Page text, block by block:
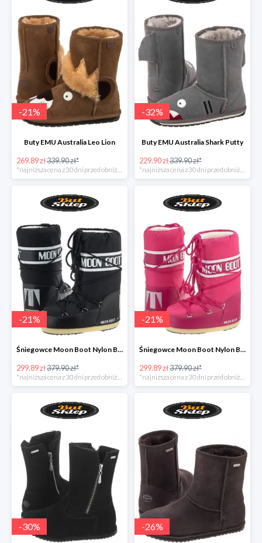
-21%
Buty EMU Australia Leo Lion
269.89 zł339.90 zł*
-32%
Buty EMU Australia Shark Putty
229.90 zł339.90 zł*
-21%
Śniegowce Moon Boot Nylon Black Kids
299.89 zł379.90 zł*
-21%
Śniegowce Moon Boot Nylon Bouganville Kids
299.89 zł379.90 zł*
-30% -26%